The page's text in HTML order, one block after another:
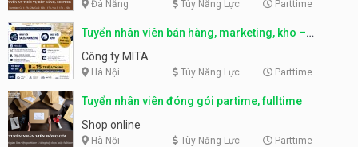
Đà Nẵng Tùy Năng Lực Parttime
Tuyển nhân viên bán hàng, marketing, kho –
parttime, fulltime
Công ty MITA
Hà Nội Tùy Năng Lực Parttime
Tuyển nhân viên đóng gói partime, fulltime
Shop online
Hà Nội Tùy Năng Lực Parttime